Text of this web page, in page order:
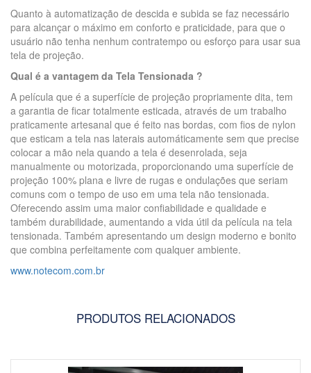
Quanto à automatização de descida e subida se faz necessário
para alcançar o máximo em conforto e praticidade, para que o
usuário não tenha nenhum contratempo ou esforço para usar sua
tela de projeção.
Qual é a vantagem da Tela Tensionada ?
A película que é a superfície de projeção propriamente dita, tem
a garantia de ficar totalmente esticada, através de um trabalho
praticamente artesanal que é feito nas bordas, com fios de nylon
que esticam a tela nas laterais automáticamente sem que precise
colocar a mão nela quando a tela é desenrolada, seja
manualmente ou motorizada, proporcionando uma superfície de
projeção 100% plana e livre de rugas e ondulações que seriam
comuns com o tempo de uso em uma tela não tensionada.
Oferecendo assim uma maior confiabilidade e qualidade e
também durabilidade, aumentando a vida útil da película na tela
tensionada. Também apresentando um design moderno e bonito
que combina perfeitamente com qualquer ambiente.
www.notecom.com.br
PRODUTOS RELACIONADOS